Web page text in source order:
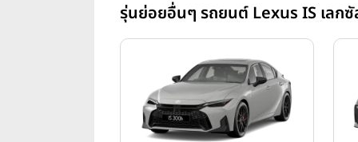
รุ่นย่อยอื่นๆ รถยนต์ Lexus IS เลกซั